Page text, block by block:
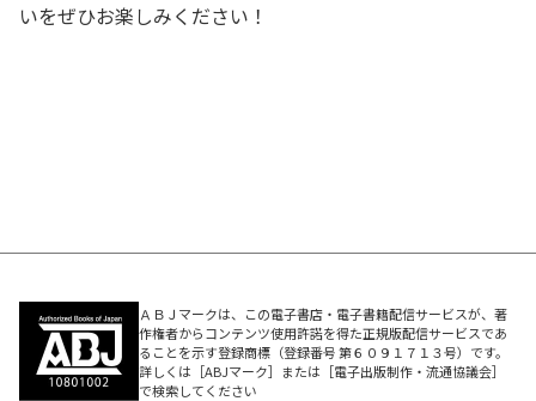
いをぜひお楽しみください！
ＡＢＪマークは、この電子書店・電子書籍配信サービスが、著
作権者からコンテンツ使用許諾を得た正規版配信サービスであ
ることを示す登録商標（登録番号 第６０９１７１３号）です。
詳しくは［ABJマーク］または［電子出版制作・流通協議会］
で検索してください